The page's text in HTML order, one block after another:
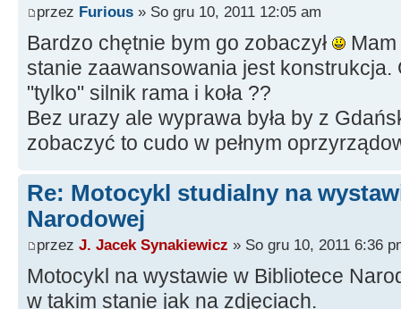
przez Furious » So gru 10, 2011 12:05 am
Bardzo chętnie bym go zobaczył
stanie zaawansowania jest konstrukcja.
"tylko" silnik rama i koła ??
Bez urazy ale wyprawa była by z
zobaczyć to cudo w pełnym
Re: Motocykl studialny na
Narodowej
przez J. Jacek Synakiewicz » So gru 10, 2011 6:36
Motocykl na wystawie w Bibliotece
w takim stanie jak na zdjęciach.